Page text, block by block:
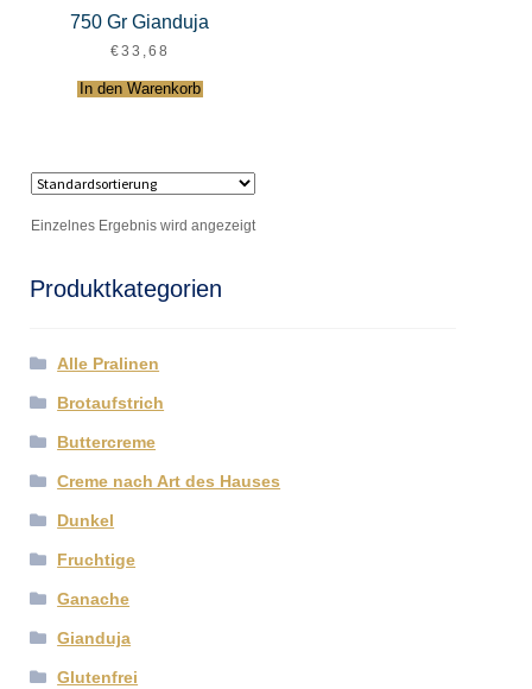
750 Gr Gianduja
€33,68
In den Warenkorb
Einzelnes Ergebnis wird angezeigt
Produktkategorien
Alle Pralinen
Brotaufstrich
Buttercreme
Creme nach Art des Hauses
Dunkel
Fruchtige
Ganache
Gianduja
Glutenfrei